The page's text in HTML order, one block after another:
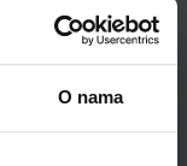
O nama
gimnazije